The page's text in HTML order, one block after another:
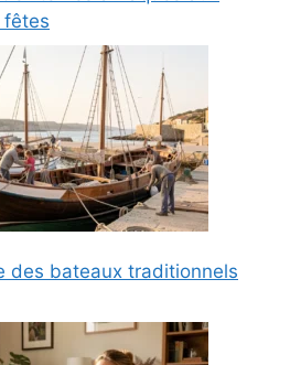
fêtes
des bateaux traditionnels